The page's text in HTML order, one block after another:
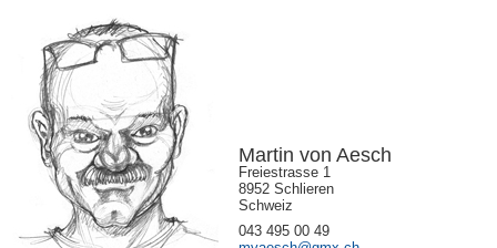
Martin von Aesch
Freiestrasse 1
8952 Schlieren
Schweiz
043 495 00 49